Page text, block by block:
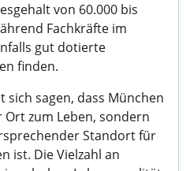
von 60.000 bis
Fachkräfte im
gut dotierte
finden.
sich sagen, dass München
zum Leben, sondern
Standort für
ist. Die Vielzahl an